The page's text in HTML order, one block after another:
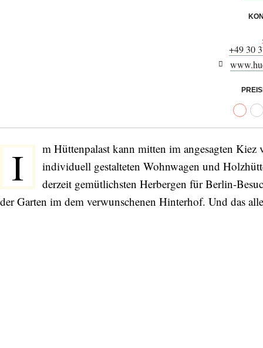
+49 30
I
m Hüttenpalast kann mitten im angesagten
individuell gestalteten Wohnwagen und
derzeit gemütlichsten Herbergen für Berlin-
der Garten im dem verwunschenen Hinterhof. Und das